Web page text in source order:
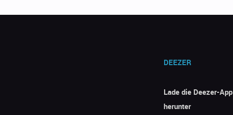
DEEZER
Lade die Deezer-App
herunter